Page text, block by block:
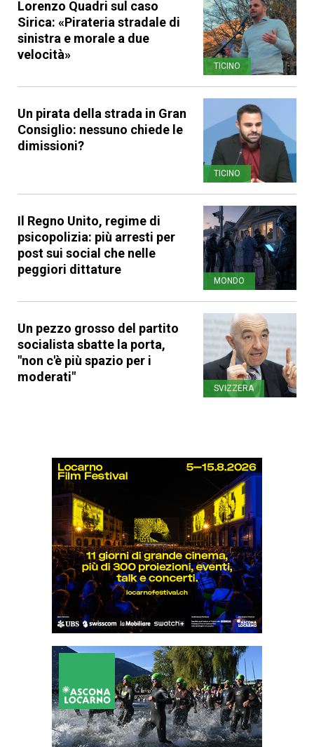
Lorenzo Quadri sul caso
Sirica: «Pirateria stradale di
sinistra e morale a due
velocità»
TICINO
Un pirata della strada in Gran
Consiglio: nessuno chiede le
dimissioni?
TICINO
Il Regno Unito, regime di
psicopolizia: più arresti per
post sui social che nelle
peggiori dittature
MONDO
Un pezzo grosso del partito
socialista sbatte la porta,
"non c'è più spazio per i
moderati"
SVIZZERA